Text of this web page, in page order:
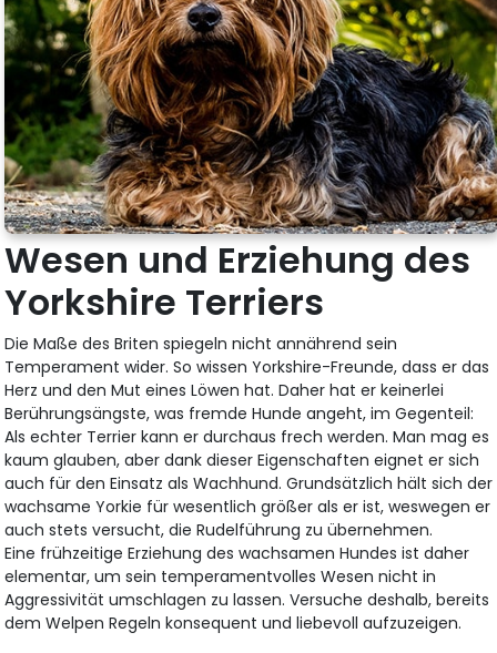
Wesen und Erziehung des
Yorkshire Terriers
Die Maße des Briten spiegeln nicht annährend sein
Temperament wider. So wissen Yorkshire-Freunde, dass er das
Herz und den Mut eines Löwen hat. Daher hat er keinerlei
Berührungsängste, was fremde Hunde angeht, im Gegenteil:
Als echter Terrier kann er durchaus frech werden. Man mag es
kaum glauben, aber dank dieser Eigenschaften eignet er sich
auch für den Einsatz als Wachhund. Grundsätzlich hält sich der
wachsame Yorkie für wesentlich größer als er ist, weswegen er
auch stets versucht, die Rudelführung zu übernehmen.
Eine frühzeitige Erziehung des wachsamen Hundes ist daher
elementar, um sein temperamentvolles Wesen nicht in
Aggressivität umschlagen zu lassen. Versuche deshalb, bereits
dem Welpen Regeln konsequent und liebevoll aufzuzeigen.